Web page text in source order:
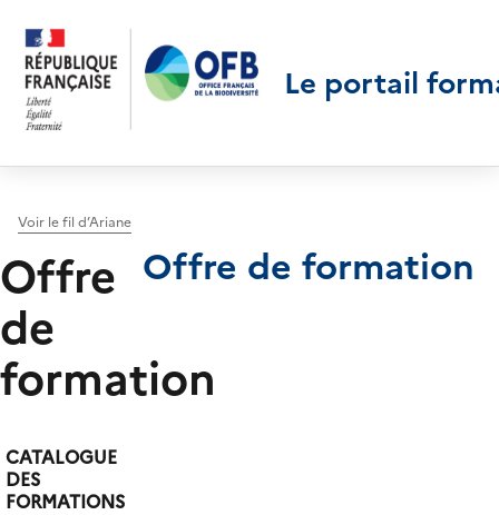
Le portail
Voir le fil d’Ariane
Offre
de
formation
CATALOGUE
DES
FORMATIONS
Offre de formation